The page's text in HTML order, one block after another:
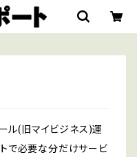
ル(旧マイビジネス)運
で必要な分だけサービ